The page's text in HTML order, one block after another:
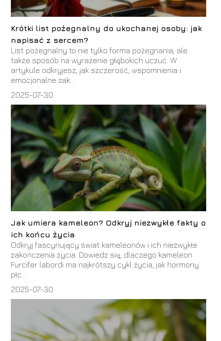
Krótki list pożegnalny do ukochanej osoby: jak
napisać z sercem?
List pożegnalny to nie tylko forma pożegnania, ale
także sposób na wyrażenie głębokich uczuć. W
artykule odkryjesz, jak szczerość, wspomnienia i
emocjonalne zak...
2025-07-30
Jak umiera kameleon? Odkryj niezwykłe fakty o
ich końcu życia
Odkryj fascynujący świat kameleonów i ich niezwykłe
zakończenia życia. Dowiedz się, dlaczego kameleon
Furcifer labordi ma najkrótszy cykl życia, jak hormony
płc...
2025-07-30